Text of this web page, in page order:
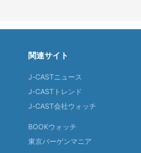
関連サイト
J-CASTニュース
J-CASTトレンド
J-CAST会社ウォッチ
BOOKウォッチ
東京バーゲンマニア